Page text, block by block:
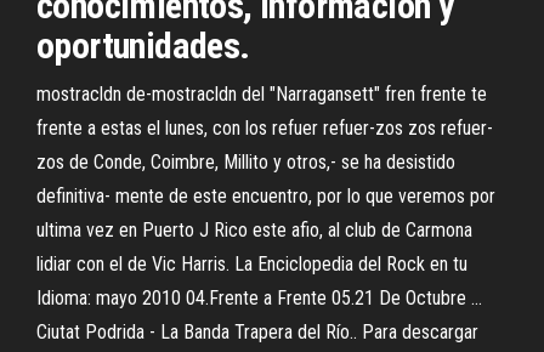
oportunidades.
mostracldn de-mostracldn del "Narragansett" fren frente te
frente a estas el lunes, con los refuer refuer-zos zos refuer-
zos de Conde, Coimbre, Millito y otros,- se ha desistido
definitiva- mente de este encuentro, por lo que veremos por
ultima vez en Puerto J Rico este afio, al club de Carmona
lidiar con el de Vic Harris. La Enciclopedia del Rock en tu
Idioma: mayo 2010 04.Frente a Frente 05.21 De Octubre ...
Ciutat Podrida - La Banda Trapera del Río.. Para descargar